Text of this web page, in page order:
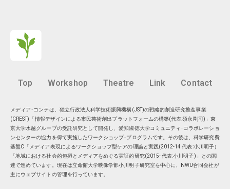
Top Workshop Theatre Link Contact
メディア･コンテは、独立行政法人科学技術振興機構(JST)の戦略的創造研究推進事業
(CREST)「情報デザインによる市民芸術創出プラットフォームの構築(代表:須永剛司)」東
京大学水越グループの受託研究として開発し、愛知淑徳大学コミュニティ･コラボレーショ
ンセンターの協力を得て実施したワークショップ･プログラムです。その後は、科学研究費
基盤C「メディア表現によるワークショップ型ケアの理論と実践(2012-14 代表:小川明子）
「地域における社会的包摂とメディアをめぐる実証的研究(2015- 代表:小川明子)」との関
連で進めています。現在は立命館大学映像学部小川明子研究室を中心に、 NWU合同会社が
主にウェブサイトの管理を行っています。